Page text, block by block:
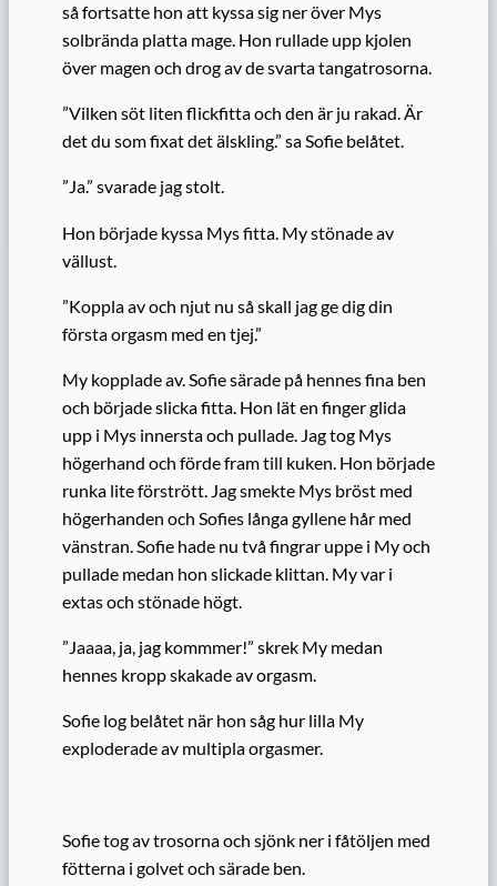
så fortsatte hon att kyssa sig ner över Mys
solbrända platta mage. Hon rullade upp kjolen
över magen och drog av de svarta tangatrosorna.
”Vilken söt liten flickfitta och den är ju rakad. Är
det du som fixat det älskling.” sa Sofie belåtet.
”Ja.” svarade jag stolt.
Hon började kyssa Mys fitta. My stönade av
vällust.
”Koppla av och njut nu så skall jag ge dig din
första orgasm med en tjej.”
My kopplade av. Sofie särade på hennes fina ben
och började slicka fitta. Hon lät en finger glida
upp i Mys innersta och pullade. Jag tog Mys
högerhand och förde fram till kuken. Hon började
runka lite förstrött. Jag smekte Mys bröst med
högerhanden och Sofies långa gyllene hår med
vänstran. Sofie hade nu två fingrar uppe i My och
pullade medan hon slickade klittan. My var i
extas och stönade högt.
”Jaaaa, ja, jag kommmer!” skrek My medan
hennes kropp skakade av orgasm.
Sofie log belåtet när hon såg hur lilla My
exploderade av multipla orgasmer.
Sofie tog av trosorna och sjönk ner i fåtöljen med
fötterna i golvet och särade ben.